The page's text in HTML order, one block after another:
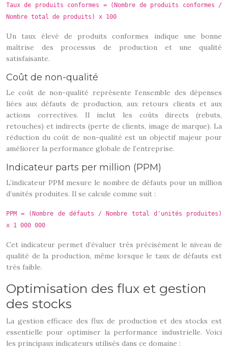
Taux de produits conformes = (Nombre de produits conformes /
Nombre total de produits) x 100
Un taux élevé de produits conformes indique une bonne
maîtrise des processus de production et une qualité
satisfaisante.
Coût de non-qualité
Le coût de non-qualité représente l’ensemble des dépenses
liées aux défauts de production, aux retours clients et aux
actions correctives. Il inclut les coûts directs (rebuts,
retouches) et indirects (perte de clients, image de marque). La
réduction du coût de non-qualité est un objectif majeur pour
améliorer la performance globale de l’entreprise.
Indicateur parts per million (PPM)
L’indicateur PPM mesure le nombre de défauts pour un million
d’unités produites. Il se calcule comme suit :
PPM = (Nombre de défauts / Nombre total d'unités produites)
x 1 000 000
Cet indicateur permet d’évaluer très précisément le niveau de
qualité de la production, même lorsque le taux de défauts est
très faible.
Optimisation des flux et gestion
des stocks
La gestion efficace des flux de production et des stocks est
essentielle pour optimiser la performance industrielle. Voici
les principaux indicateurs utilisés dans ce domaine :